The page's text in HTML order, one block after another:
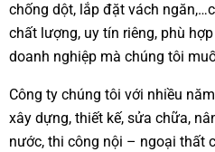
chống dột, lắp đặt vách
chất lượng, uy tín riêng, phù
doanh nghiệp mà chúng tôi
Công ty chúng tôi với nhiều
xây dựng, thiết kế, sửa chữa,
nước, thi công nội – ngoại thất